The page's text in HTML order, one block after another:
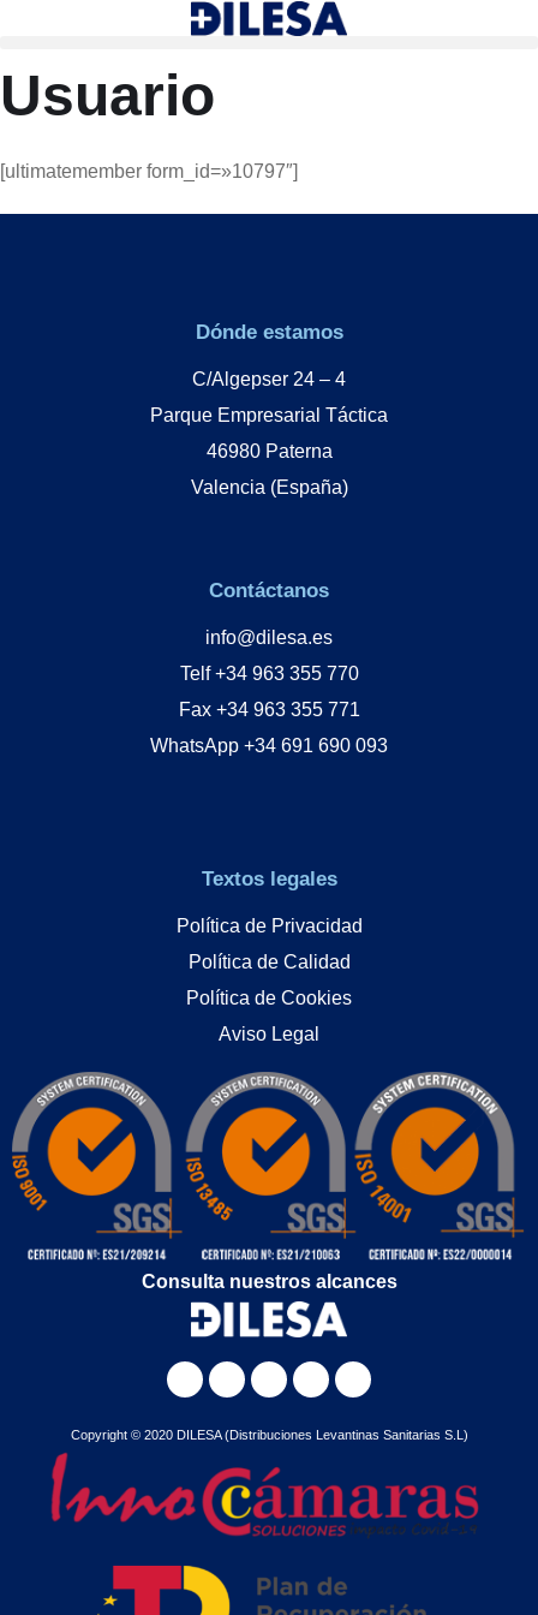
Usuario
[ultimatemember form_id=»10797″]
Dónde estamos
C/Algepser 24 – 4
Parque Empresarial Táctica
46980 Paterna
Valencia (España)
Contáctanos
info@dilesa.es
Telf +34 963 355 770
Fax +34 963 355 771
WhatsApp +34 691 690 093
Textos legales
Política de Privacidad
Política de Calidad
Política de Cookies
Aviso Legal
Consulta nuestros alcances
Copyright © 2020 DILESA (Distribuciones Levantinas Sanitarias S.L)